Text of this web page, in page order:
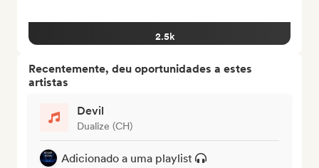
2.5k
Recentemente, deu oportunidades a estes
artistas
Devil
Dualize (CH)
Adicionado a uma playlist